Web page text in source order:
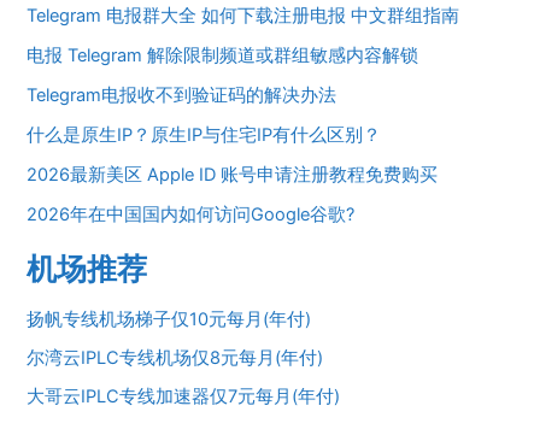
Telegram 电报群大全 如何下载注册电报 中文群组指南
电报 Telegram 解除限制频道或群组敏感内容解锁
Telegram电报收不到验证码的解决办法
什么是原生IP？原生IP与住宅IP有什么区别？
2026最新美区 Apple ID 账号申请注册教程免费购买
2026年在中国国内如何访问Google谷歌?
机场推荐
扬帆专线机场梯子仅10元每月(年付)
尔湾云IPLC专线机场仅8元每月(年付)
大哥云IPLC专线加速器仅7元每月(年付)